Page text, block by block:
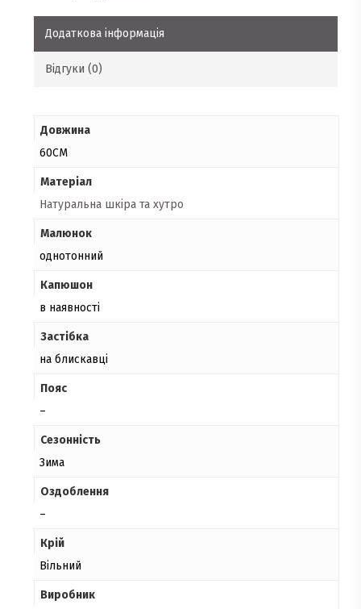
Додаткова інформація
Відгуки (0)
Довжина
60СМ
Матеріал
Натуральна шкіра та хутро
Малюнок
однотонний
Капюшон
в наявності
Застібка
на блискавці
Пояс
–
Сезонність
Зима
Оздоблення
–
Крій
Вільний
Виробник